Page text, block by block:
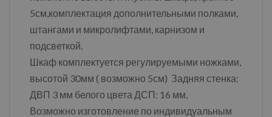
5см,комплектация дополнительными полками,
штангами и микролифтами, карнизом и
подсветкой.
Шкаф комплектуется регулируемыми ножками,
высотой 30мм ( возможно 5см) Задняя стенка:
ДВП 3 мм белого цвета ДСП: 16 мм,
Возможно изготовление по индивидуальным